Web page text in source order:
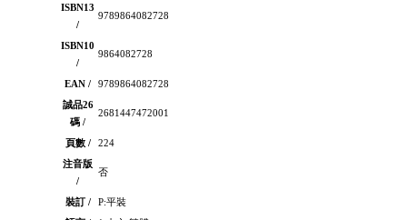
ISBN13
/
9789864082728
ISBN10
/
9864082728
EAN /
9789864082728
誠品26
碼 /
2681447472001
頁數 /
224
注音版
/
否
裝訂 /
P:平裝